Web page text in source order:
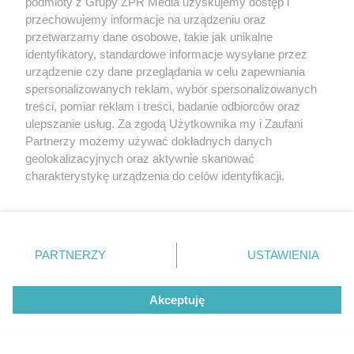
finału debla
ZOBACZ WIĘCEJ
przechowujemy informacje na urządzeniu oraz
przetwarzamy dane osobowe, takie jak unikalne
identyfikatory, standardowe informacje wysyłane przez
urządzenie czy dane przeglądania w celu zapewniania
spersonalizowanych reklam, wybór spersonalizowanych
treści, pomiar reklam i treści, badanie odbiorców oraz
ulepszanie usług. Za zgodą Użytkownika my i Zaufani
Partnerzy możemy używać dokładnych danych
geolokalizacyjnych oraz aktywnie skanować
charakterystykę urządzenia do celów identyfikacji.
zmienić/wycofać klikając przycisk ustawień prywatności
znajdujący się w lewym dolnym rogu strony
rodzaje przetwarzania danych nie wymagają zgody
użytkownika, ale masz prawo sprzeciwić się takiemu
przetwarzaniu. Preferencje będą miały zastosowanie tylko
PARTNERZY USTAWIENIA
Akceptuję